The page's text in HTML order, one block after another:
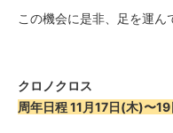
この機会に是非、足を運
クロノクロス
周年日程 11月17日(木)〜